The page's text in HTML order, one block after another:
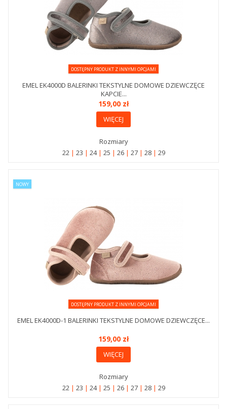
DOSTĘPNY PRODUKT Z INNYMI OPCJAMI
EMEL EK4000D BALERINKI TEKSTYLNE DOMOWE DZIEWCZĘCE
KAPCIE...
159,00 zł
WIĘCEJ
Rozmiary
22
23 24 25 26 27 28 29
NOWY
DOSTĘPNY PRODUKT Z INNYMI OPCJAMI
EMEL EK4000D-1 BALERINKI TEKSTYLNE DOMOWE DZIEWCZĘCE...
159,00 zł
WIĘCEJ
Rozmiary
22
23 24 25 26 27 28 29